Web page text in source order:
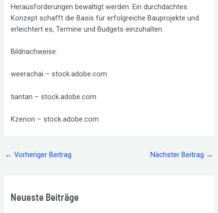
Herausforderungen bewältigt werden. Ein durchdachtes
Konzept schafft die Basis für erfolgreiche Bauprojekte und
erleichtert es, Termine und Budgets einzuhalten.
Bildnachweise:
weerachai – stock.adobe.com
tiantan – stock.adobe.com
Kzenon – stock.adobe.com
← Vorheriger Beitrag Nächster Beitrag →
Neueste Beiträge